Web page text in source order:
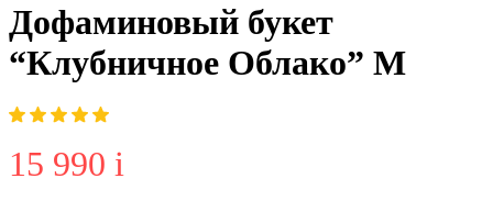
Дофаминовый букет
“Клубничное Облако” M
15 990 i